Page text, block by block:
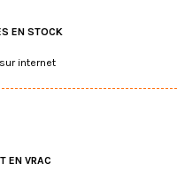
EN STOCK
internet
EN VRAC